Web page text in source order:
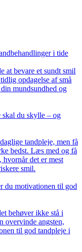
i tide
at bevare et sundt smil
opdagelse af små
mundsundhed og
du skylle – og
tandpleje, men få
bedst. Læs med og få
det er mest
smil.
du motivationen til god
behøver ikke stå i
overvinde angsten,
til god tandpleje i